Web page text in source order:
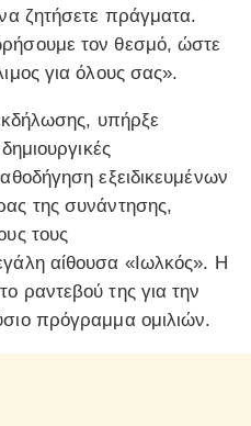
ζητήσετε πράγματα.
τον θεσμό, ώστε
για όλους σας».
υπήρξε
εξειδικευμένων
της συνάντησης,
τους
αίθουσα «Ιωλκός». Η
ραντεβού της για την
πρόγραμμα ομιλιών.